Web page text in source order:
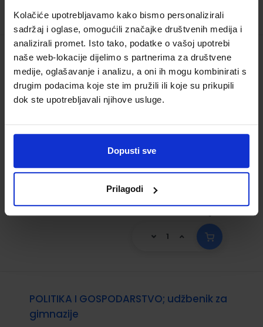
Kolačiće upotrebljavamo kako bismo personalizirali
sadržaj i oglase, omogućili značajke društvenih medija i
analizirali promet. Isto tako, podatke o vašoj upotrebi
naše web-lokacije dijelimo s partnerima za društvene
medije, oglašavanje i analizu, a oni ih mogu kombinirati s
drugim podacima koje ste im pružili ili koje su prikupili
dok ste upotrebljavali njihove usluge.
Dopusti sve
Prilagodi
POLITIKA I GOSPODARSTVO; udžbenik u
četvrtom razredu gimnazije s dodatnim
digitalnim sadržajima
Autor(i):Natalija Palčić Željka Travaš
7676
POLITIKA I GOSPODARSTVO; udžbenik za
gimnazije